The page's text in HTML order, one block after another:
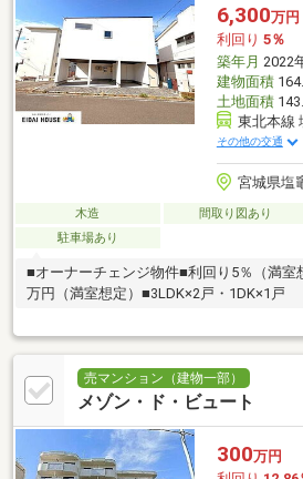
6,300万円
利回り 5％
築年月 2022
建物面積
土地面積
東北本線
その他の交通
宮城県塩
木造 間取り図あり
駐車場あり
■オーナーチェンジ物件■利回り5％（満室
万円（満室想定）■3LDK×2戸・1DK×1戸
売マンション（建物一部）
メゾン・ド・ビュート
300万円